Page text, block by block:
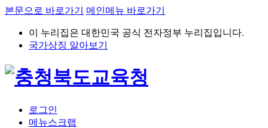
본문으로 바로가기 메인메뉴 바로가기
이 누리집은 대한민국 공식 전자정부 누리집입니다.
국가상징 알아보기
로그인
메뉴스크랩